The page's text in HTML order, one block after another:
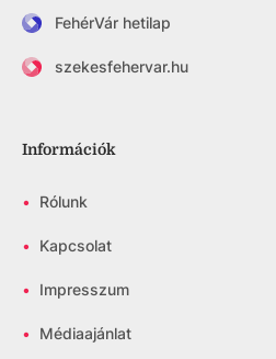
FehérVár hetilap
szekesfehervar.hu
Információk
• Rólunk
• Kapcsolat
• Impresszum
• Médiaajánlat